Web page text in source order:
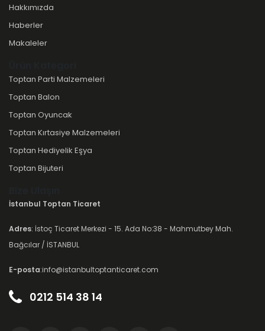
Hakkımızda
Haberler
Makaleler
Toptan Parti Malzemeleri
Toptan Balon
Toptan Oyuncak
Toptan Kırtasiye Malzemeleri
Toptan Hediyelik Eşya
Toptan Bijuteri
İstanbul Toptan Ticaret
Adres: İstoç Ticaret Merkezi - 15. Ada No:38 - Mahmutbey Mah.
Bağcılar / İSTANBUL
E-posta:info@istanbultoptanticaret.com
0212 514 38 14